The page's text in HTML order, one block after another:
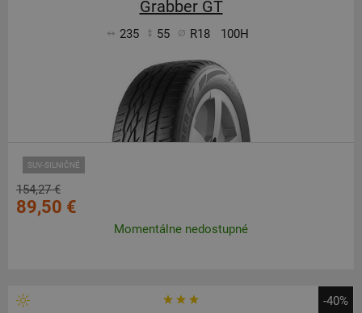
Grabber GT
235 55 R18 100H
SUV-SILNIČNÉ
154,27 €
89,50 €
Momentálne nedostupné
-40%